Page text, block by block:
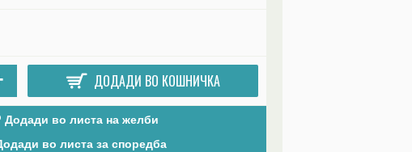
ДОДАДИ ВО КОШНИЧКА
Додади во листа на желби
во листа за споредба